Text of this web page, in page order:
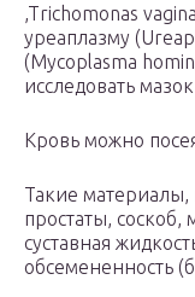
,Trichomonas
уреаплазму
(Mycoplasma
исследовать
Кровь можно
Такие материалы,
простаты,
суставная
обсемененность